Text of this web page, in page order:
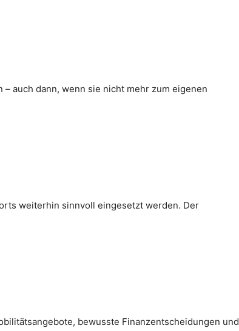
auch dann, wenn sie nicht mehr zum eigenen
weiterhin sinnvoll eingesetzt werden. Der
bewusste Finanzentscheidungen und